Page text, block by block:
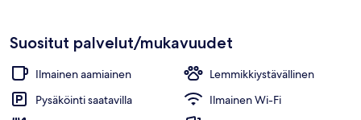
Suositut palvelut/mukavuudet
Ilmainen aamiainen
Lemmikkiystävällinen
Pysäköinti saatavilla
Ilmainen Wi-Fi